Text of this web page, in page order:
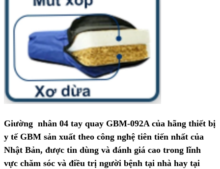
Giường nhân 04 tay quay GBM-092A của hãng thiết bị
y tế GBM sản xuất theo công nghệ tiên tiến nhất của
Nhật Bản, được tin dùng và đánh giá cao trong lĩnh
vực chăm sóc và điều trị người bệnh tại nhà hay tại